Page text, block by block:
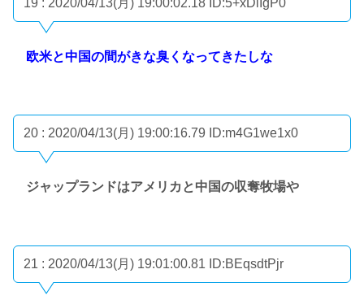
19 : 2020/04/13(月) 19:00:02.18 ID:5+xDiIgP0
欧米と中国の間がきな臭くなってきたしな
20 : 2020/04/13(月) 19:00:16.79 ID:m4G1we1x0
ジャップランドはアメリカと中国の収奪牧場や
21 : 2020/04/13(月) 19:01:00.81 ID:BEqsdtPjr